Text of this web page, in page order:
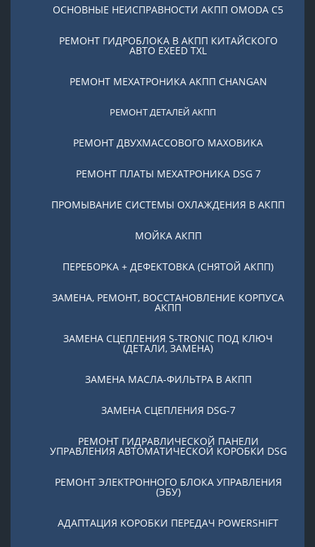
ОСНОВНЫЕ НЕИСПРАВНОСТИ АКПП OMODA C5
РЕМОНТ ГИДРОБЛОКА В АКПП КИТАЙСКОГО
АВТО EXEED TXL
РЕМОНТ МЕХАТРОНИКА АКПП CHANGAN
РЕМОНТ ДЕТАЛЕЙ АКПП
РЕМОНТ ДВУХМАССОВОГО МАХОВИКА
РЕМОНТ ПЛАТЫ МЕХАТРОНИКА DSG 7
ПРОМЫВАНИЕ СИСТЕМЫ ОХЛАЖДЕНИЯ В АКПП
МОЙКА АКПП
ПЕРЕБОРКА + ДЕФЕКТОВКА (СНЯТОЙ АКПП)
ЗАМЕНА, РЕМОНТ, ВОССТАНОВЛЕНИЕ КОРПУСА
АКПП
ЗАМЕНА СЦЕПЛЕНИЯ S-TRONIC ПОД КЛЮЧ
(ДЕТАЛИ, ЗАМЕНА)
ЗАМЕНА МАСЛА-ФИЛЬТРА В АКПП
ЗАМЕНА СЦЕПЛЕНИЯ DSG-7
РЕМОНТ ГИДРАВЛИЧЕСКОЙ ПАНЕЛИ
УПРАВЛЕНИЯ АВТОМАТИЧЕСКОЙ КОРОБКИ DSG
РЕМОНТ ЭЛЕКТРОННОГО БЛОКА УПРАВЛЕНИЯ
(ЭБУ)
АДАПТАЦИЯ КОРОБКИ ПЕРЕДАЧ POWERSHIFT